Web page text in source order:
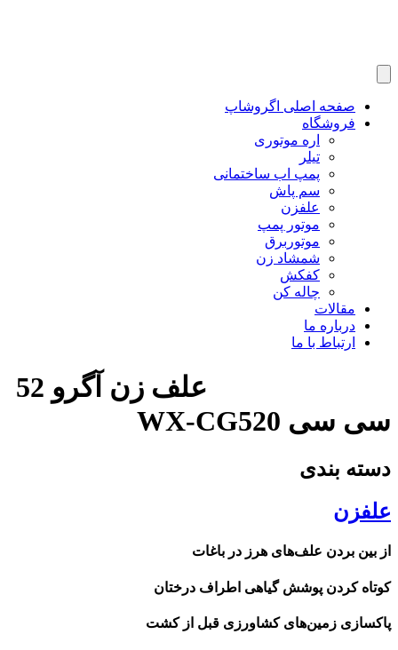
صفحه اصلی اگروشاپ
فروشگاه
اره موتوری
تیلر
پمپ اب ساختمانی
سم پاش
علفزن
موتور پمپ
موتوربرق
شمشاد زن
کفکش
چاله کن
مقالات
درباره ما
ارتباط با ما
علف زن آگرو 52
سی سی WX-CG520
دسته بندی
علفزن
از بین بردن علف‌های هرز در باغات
کوتاه کردن پوشش گیاهی اطراف درختان
پاکسازی زمین‌های کشاورزی قبل از کشت